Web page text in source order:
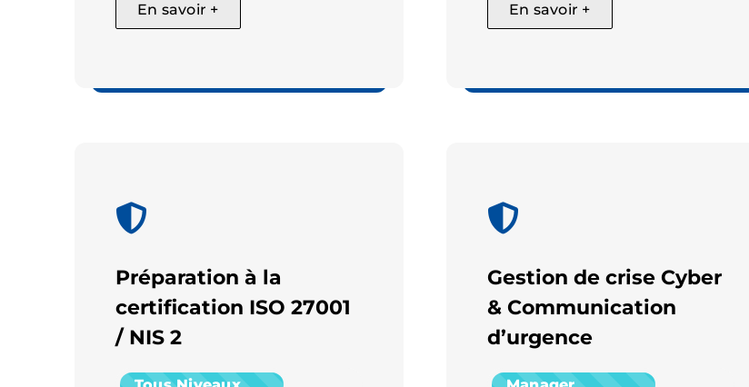
En savoir + En savoir +
Préparation à la
certification ISO 27001
/ NIS 2
Gestion de crise Cyber
& Communication
d’urgence